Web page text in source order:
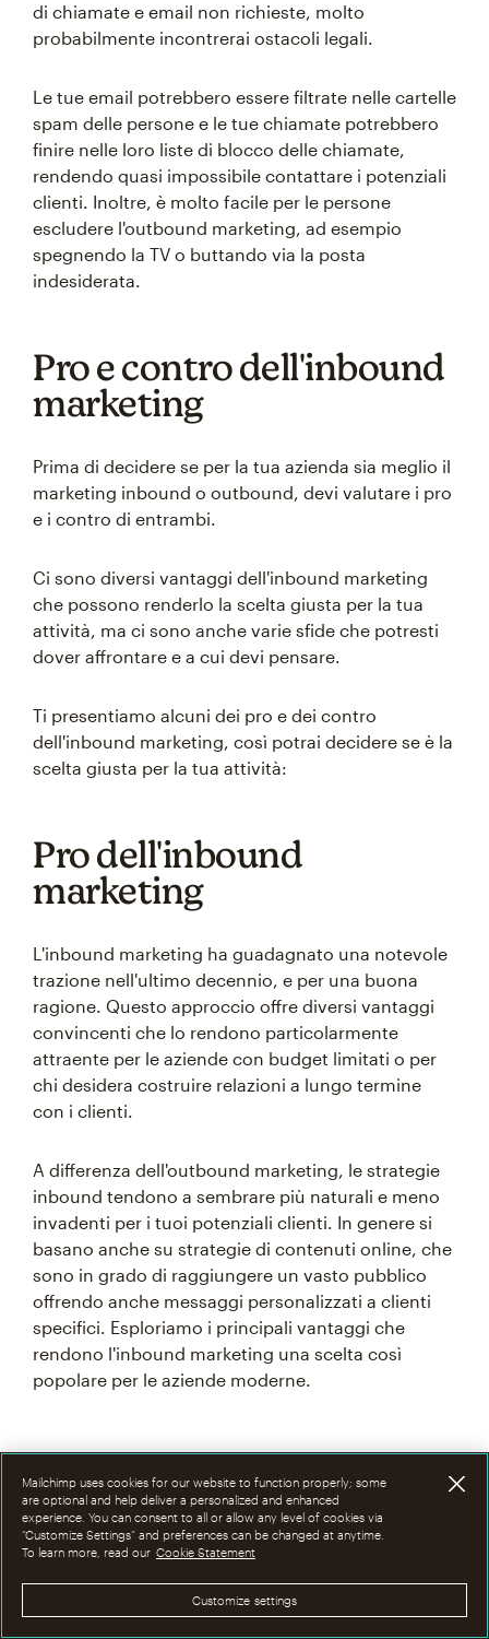
di chiamate e email non richieste, molto
probabilmente incontrerai ostacoli legali.
Le tue email potrebbero essere filtrate nelle cartelle
spam delle persone e le tue chiamate potrebbero
finire nelle loro liste di blocco delle chiamate,
rendendo quasi impossibile contattare i potenziali
clienti. Inoltre, è molto facile per le persone
escludere l'outbound marketing, ad esempio
spegnendo la TV o buttando via la posta
indesiderata.
Pro e contro dell'inbound
marketing
Prima di decidere se per la tua azienda sia meglio il
marketing inbound o outbound, devi valutare i pro
e i contro di entrambi.
Ci sono diversi vantaggi dell'inbound marketing
che possono renderlo la scelta giusta per la tua
attività, ma ci sono anche varie sfide che potresti
dover affrontare e a cui devi pensare.
Ti presentiamo alcuni dei pro e dei contro
dell'inbound marketing, così potrai decidere se è la
scelta giusta per la tua attività:
Pro dell'inbound
marketing
L'inbound marketing ha guadagnato una notevole
trazione nell'ultimo decennio, e per una buona
ragione. Questo approccio offre diversi vantaggi
convincenti che lo rendono particolarmente
attraente per le aziende con budget limitati o per
chi desidera costruire relazioni a lungo termine
con i clienti.
A differenza dell'outbound marketing, le strategie
inbound tendono a sembrare più naturali e meno
invadenti per i tuoi potenziali clienti. In genere si
basano anche su strategie di contenuti online, che
sono in grado di raggiungere un vasto pubblico
offrendo anche messaggi personalizzati a clienti
specifici. Esploriamo i principali vantaggi che
rendono l'inbound marketing una scelta così
popolare per le aziende moderne.
Non invasivo
Uno dei principali vantaggi dell'inbound marketing
è che entra in modo più naturale nella vita dei tuoi
consumatori. Invece di interrompere la loro
giornata con una telefonata a freddo o di sbattergli
in faccia una pubblicità, l'inbound marketing non è
Mailchimp uses cookies for our website to function properly; some
are optional and help deliver a personalized and enhanced
experience. You can consent to all or allow any level of cookies via
“Customize Settings” and preferences can be changed at anytime.
To learn more, read our Cookie Statement
Customize settings